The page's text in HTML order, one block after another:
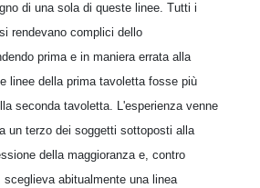
di una sola di queste linee. Tutti i
rendevano complici dello
prima e in maniera errata alla
linee della prima tavoletta fosse più
seconda tavoletta. L'esperienza venne
un terzo dei soggetti sottoposti alla
della maggioranza e, contro
sceglieva abitualmente una linea